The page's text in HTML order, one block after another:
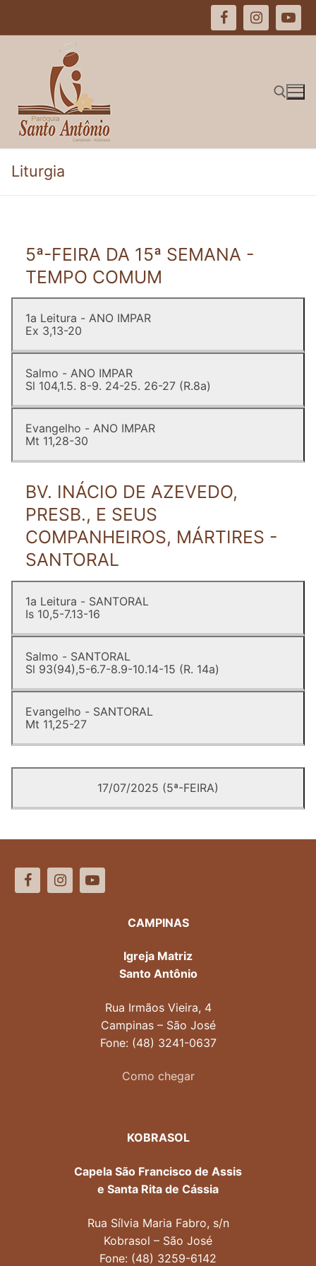
Pesquisar por:
Liturgia
5ª-FEIRA DA 15ª SEMANA -
TEMPO COMUM
1a Leitura - ANO IMPAR
Ex 3,13-20
Salmo - ANO IMPAR
Sl 104,1.5. 8-9. 24-25. 26-27 (R.8a)
Evangelho - ANO IMPAR
Mt 11,28-30
BV. INÁCIO DE AZEVEDO,
PRESB., E SEUS
COMPANHEIROS, MÁRTIRES -
SANTORAL
1a Leitura - SANTORAL
Is 10,5-7.13-16
Salmo - SANTORAL
Sl 93(94),5-6.7-8.9-10.14-15 (R. 14a)
Evangelho - SANTORAL
Mt 11,25-27
17/07/2025 (5ª-FEIRA)
CAMPINAS
Igreja Matriz
Santo Antônio
Rua Irmãos Vieira, 4
Campinas – São José
Fone: (48) 3241-0637
Como chegar
KOBRASOL
Capela São Francisco de Assis
e Santa Rita de Cássia
Rua Sílvia Maria Fabro, s/n
Kobrasol – São José
Fone: (48) 3259-6142